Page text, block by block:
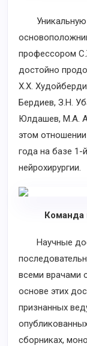
Уникальную
профессором
достойно
X.X.
Бердиев, З.Н.
Юлдашев, М.А.
этом
года на базе 1-
нейрохирургии.
Команда
Научные
всеми врачами
основе этих
признанных
сборниках,